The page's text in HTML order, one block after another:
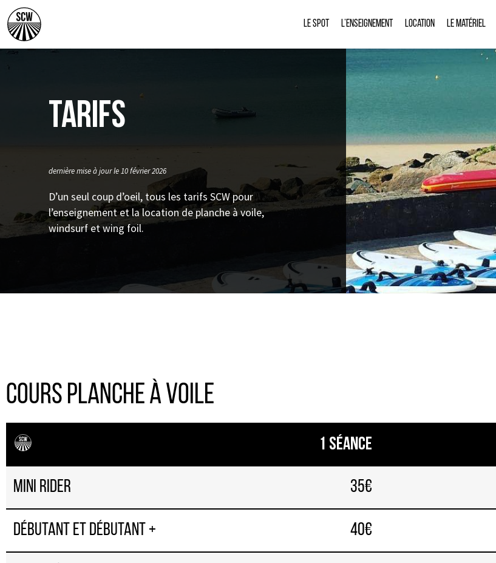
Le spot L’enseignement Location Le matériel
Tarifs
dernière mise à jour le 10 février 2026
D’un seul coup d’oeil, tous les tarifs SCW pour
l’enseignement et la location de planche à voile,
windsurf et wing foil.
Cours Planche à Voile
1 séance
Mini Rider 35€
Débutant et débutant + 40€